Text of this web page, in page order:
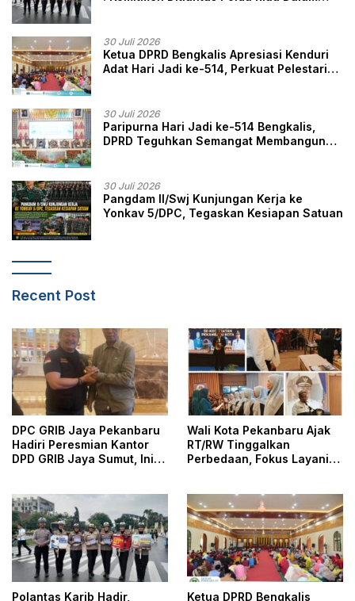
30 Juli 2026
Ketua DPRD Bengkalis Apresiasi Kenduri
Adat Hari Jadi ke-514, Perkuat Pelestarian
30 Juli 2026
Paripurna Hari Jadi ke-514 Bengkalis,
DPRD Teguhkan Semangat Membangun
30 Juli 2026
Pangdam II/Swj Kunjungan Kerja ke
Yonkav 5/DPC, Tegaskan Kesiapan Satuan
Recent Post
DPC GRIB Jaya Pekanbaru
Hadiri Peresmian Kantor
DPD GRIB Jaya Sumut, Ini
Wali Kota Pekanbaru Ajak
RT/RW Tinggalkan
Perbedaan, Fokus Layani
Polantas Karib Hadir,
Ketua DPRD Bengkalis